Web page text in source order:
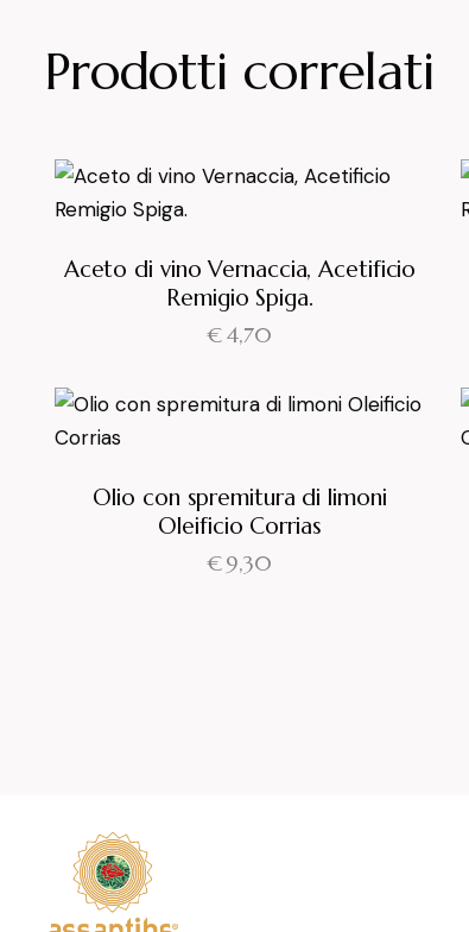
Prodotti correlati
Aceto di vino Vernaccia, Acetificio
Remigio Spiga.
€4,70
Olio con spremitura di limoni
Oleificio Corrias
€9,30